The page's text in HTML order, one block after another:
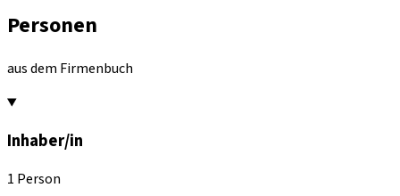
Personen
aus dem Firmenbuch
Inhaber/in
1 Person